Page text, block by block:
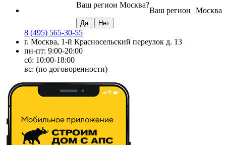
Москва
Ваш регион
Ваш регион Москва?
8 (495) 565-30-55
г. Москва, 1-й Красносельский переулок д. 13
пн-пт: 9:00-20:00
сб: 10:00-18:00
вс: (по договоренности)